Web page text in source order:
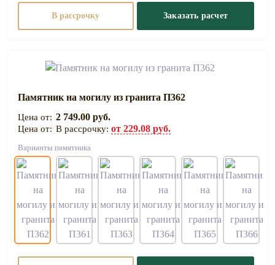
В рассрочку Заказать расчет
Памятник на могилу из гранита П362
2 749.00 руб.
В рассрочку: от 229.08 руб.
Варианты памятника